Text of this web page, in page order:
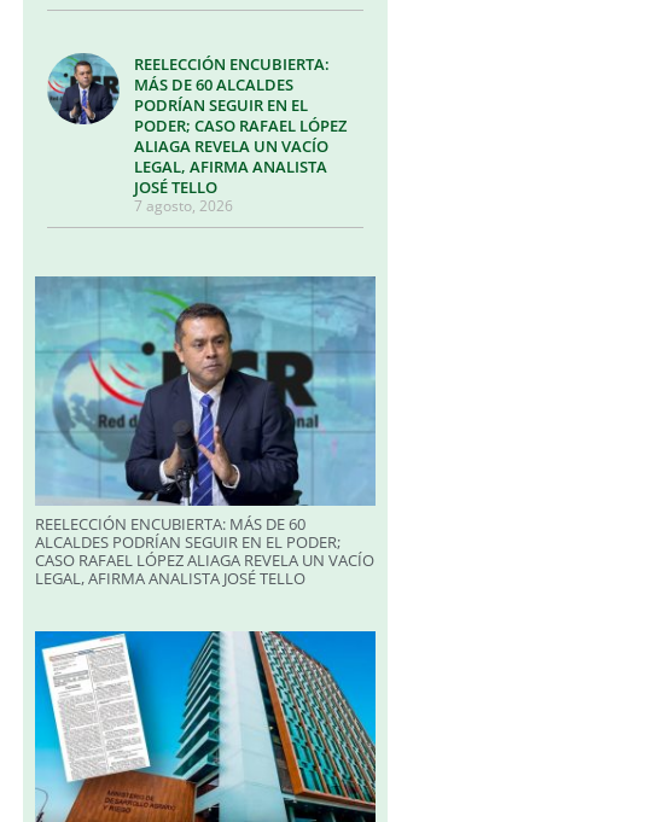
REELECCIÓN ENCUBIERTA:
MÁS DE 60 ALCALDES
PODRÍAN SEGUIR EN EL
PODER; CASO RAFAEL LÓPEZ
ALIAGA REVELA UN VACÍO
LEGAL, AFIRMA ANALISTA
JOSÉ TELLO
7 agosto, 2026
REELECCIÓN ENCUBIERTA: MÁS DE 60
ALCALDES PODRÍAN SEGUIR EN EL PODER;
CASO RAFAEL LÓPEZ ALIAGA REVELA UN VACÍO
LEGAL, AFIRMA ANALISTA JOSÉ TELLO